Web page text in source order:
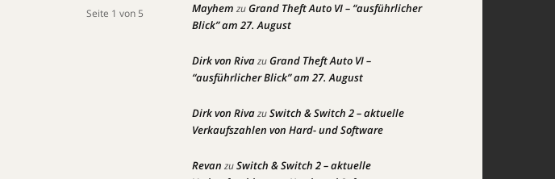
Seite 1 von 5 Mayhem zuGrand Theft Auto VI – “ausführlicher
Blick” am 27. August
Dirk von RivazuGrand Theft Auto VI –
“ausführlicher Blick” am 27. August
Dirk von RivazuSwitch & Switch 2 – aktuelle
Verkaufszahlen von Hard- und Software
Revan zuSwitch & Switch 2 – aktuelle